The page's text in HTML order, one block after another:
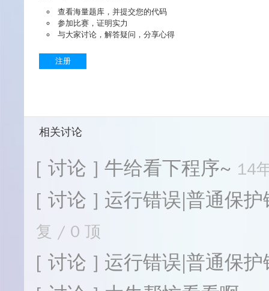
查看海量题库，并提交您的代码
参加比赛，证明实力
与大家讨论，解答疑问，分享心得
注册
相关讨论
[ 讨论 ] 牛给看下程序~ 14
[ 讨论 ] 运行错误|普通保
复 / 0 顶
[ 讨论 ] 运行错误|普通保